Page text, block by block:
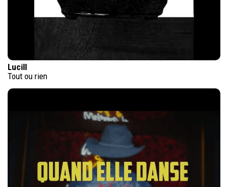
Lucill
Tout ou rien